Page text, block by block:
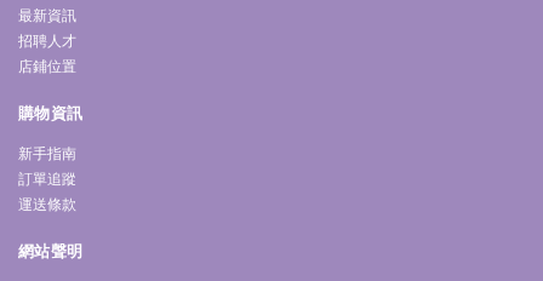
最新資訊
招聘人才
店鋪位置
購物資訊
新手指南
訂單追蹤
運送條款
網站聲明